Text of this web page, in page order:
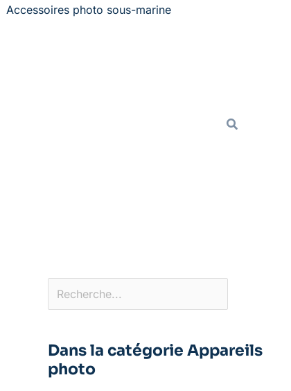
Accessoires photo sous-marine
Rechercher
Dans la catégorie Appareils
photo